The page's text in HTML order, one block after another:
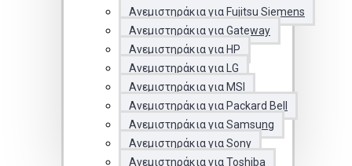
Ανεμιστηράκια για Fujitsu Siemens
Ανεμιστηράκια για Gateway
Ανεμιστηράκια για HP
Ανεμιστηράκια για LG
Ανεμιστηράκια για MSI
Ανεμιστηράκια για Packard Bell
Ανεμιστηράκια για Samsung
Ανεμιστηράκια για Sony
Ανεμιστηράκια για Toshiba